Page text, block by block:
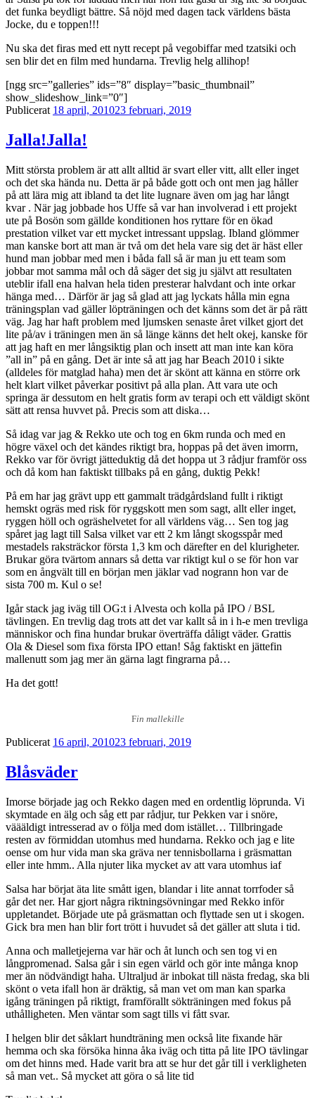
det funka beydligt bättre. Så nöjd med dagen tack världens bästa
Jocke, du e toppen!!!
Nu ska det firas med ett nytt recept på vegobiffar med tzatsiki och
sen blir det en film med hundarna. Trevlig helg allihop!
[ngg src=”galleries” ids=”8″ display=”basic_thumbnail”
show_slideshow_link=”0″]
Publicerat 18 april, 201023 februari, 2019
Jalla!Jalla!
Mitt största problem är att allt alltid är svart eller vitt, allt eller inget
och det ska hända nu. Detta är på både gott och ont men jag håller
på att lära mig att ibland ta det lite lugnare även om jag har långt
kvar . När jag jobbade hos Uffe så var han involverad i ett projekt
ute på Bosön som gällde konditionen hos ryttare för en ökad
prestation vilket var ett mycket intressant uppslag. Ibland glömmer
man kanske bort att man är två om det hela vare sig det är häst eller
hund man jobbar med men i båda fall så är man ju ett team som
jobbar mot samma mål och då säger det sig ju självt att resultaten
uteblir ifall ena halvan hela tiden presterar halvdant och inte orkar
hänga med… Därför är jag så glad att jag lyckats hålla min egna
träningsplan vad gäller löpträningen och det känns som det är på rätt
väg. Jag har haft problem med ljumsken senaste året vilket gjort det
lite på/av i träningen men än så länge känns det helt okej, kanske för
att jag haft en mer långsiktig plan och insett att man inte kan köra
”all in” på en gång. Det är inte så att jag har Beach 2010 i sikte
(alldeles för matglad haha) men det är skönt att känna en större ork
helt klart vilket påverkar positivt på alla plan. Att vara ute och
springa är dessutom en helt gratis form av terapi och ett väldigt skönt
sätt att rensa huvvet på. Precis som att diska…
Så idag var jag & Rekko ute och tog en 6km runda och med en
högre växel och det kändes riktigt bra, hoppas på det även imorrn,
Rekko var för övrigt jätteduktig då det hoppa ut 3 rådjur framför oss
och då kom han faktiskt tillbaks på en gång, duktig Pekk!
På em har jag grävt upp ett gammalt trädgårdsland fullt i riktigt
hemskt ogräs med risk för ryggskott men som sagt, allt eller inget,
ryggen höll och ogräshelvetet for all världens väg… Sen tog jag
spåret jag lagt till Salsa vilket var ett 2 km långt skogsspår med
mestadels raksträckor första 1,3 km och därefter en del klurigheter.
Brukar göra tvärtom annars så detta var riktigt kul o se för hon var
som en ångvält till en början men jäklar vad nogrann hon var de
sista 700 m. Kul o se!
Igår stack jag iväg till OG:t i Alvesta och kolla på IPO / BSL
tävlingen. En trevlig dag trots att det var kallt så in i h-e men trevliga
människor och fina hundar brukar överträffa dåligt väder. Grattis
Ola & Diesel som fixa första IPO ettan! Såg faktiskt en jättefin
mallenutt som jag mer än gärna lagt fingrarna på…
Ha det gott!
Fin mallekille
Publicerat 16 april, 201023 februari, 2019
Blåsväder
Imorse började jag och Rekko dagen med en ordentlig löprunda. Vi
skymtade en älg och såg ett par rådjur, tur Pekken var i snöre,
väääldigt intresserad av o följa med dom istället… Tillbringade
resten av förmiddan utomhus med hundarna. Rekko och jag e lite
oense om hur vida man ska gräva ner tennisbollarna i gräsmattan
eller inte hmm.. Alla njuter lika mycket av att vara utomhus iaf
Salsa har börjat äta lite smått igen, blandar i lite annat torrfoder så
går det ner. Har gjort några riktningsövningar med Rekko inför
uppletandet. Började ute på gräsmattan och flyttade sen ut i skogen.
Gick bra men han blir fort trött i huvudet så det gäller att sluta i tid.
Anna och malletjejerna var här och åt lunch och sen tog vi en
långpromenad. Salsa går i sin egen värld och gör inte många knop
mer än nödvändigt haha. Ultraljud är inbokat till nästa fredag, ska bli
skönt o veta ifall hon är dräktig, så man vet om man kan sparka
igång träningen på riktigt, framförallt sökträningen med fokus på
uthålligheten. Men väntar som sagt tills vi fått svar.
I helgen blir det såklart hundträning men också lite fixande här
hemma och ska försöka hinna åka iväg och titta på lite IPO tävlingar
om det hinns med. Hade varit bra att se hur det går till i verkligheten
så man vet.. Så mycket att göra o så lite tid